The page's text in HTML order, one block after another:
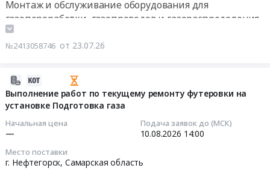
Монтаж и обслуживание оборудования для
газопереработки, газопроводов и газораспределения
№2413058746 от 23.07.26
Выполнение работ по текущему ремонту футеровки на
установке Подготовка газа
Начальная цена
—
Подача заявок до (МСК)
10.08.2026 14:00
Место поставки
г. Нефтегорск, Самарская область